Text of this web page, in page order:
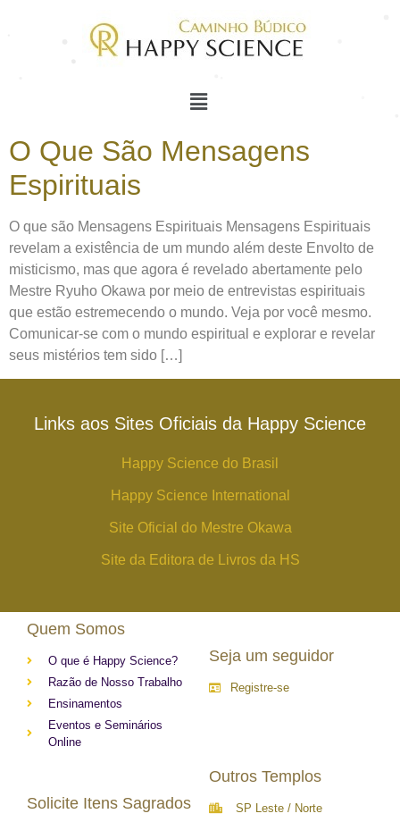
O Que São Mensagens
Espirituais
O que são Mensagens Espirituais Mensagens Espirituais
revelam a existência de um mundo além deste Envolto de
misticismo, mas que agora é revelado abertamente pelo
Mestre Ryuho Okawa por meio de entrevistas espirituais
que estão estremecendo o mundo. Veja por você mesmo.
Comunicar-se com o mundo espiritual e explorar e revelar
seus mistérios tem sido […]
Links aos Sites Oficiais da Happy Science
Happy Science do Brasil
Happy Science International
Site Oficial do Mestre Okawa
Site da Editora de Livros da HS
Quem Somos
O que é Happy Science?
Razão de Nosso Trabalho
Ensinamentos
Eventos e Seminários
Online
Seja um seguidor
Registre-se
Solicite Itens Sagrados
Outros Templos
SP Leste / Norte